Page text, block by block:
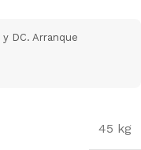
DC. Arranque
45 kg